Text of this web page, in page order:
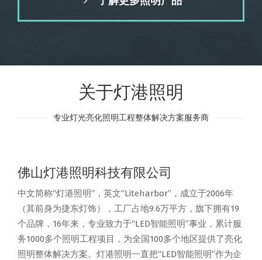
关于灯港照明
专业灯光亮化照明工程整体解决方案服务商
佛山灯港照明科技有限公司
中文简称“灯港照明”，英文“Liteharbor”，成立于2006年
（其前身为捷东灯饰），工厂占地9.6万平方，旗下拥有19
个品牌，16年来，专业致力于“LED智能照明”事业，累计服
务1000多个照明工程项目，为全国100多个地区提供了亮化
照明整体解决方案。灯港照明一直把“LED智能照明”作为企